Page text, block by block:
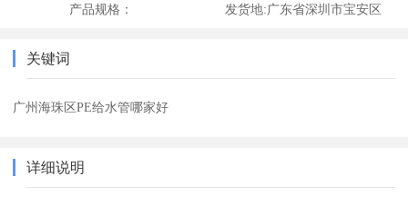
产品规格： 发货地:广东省深圳市宝安区
关键词
广州海珠区PE给水管哪家好
详细说明